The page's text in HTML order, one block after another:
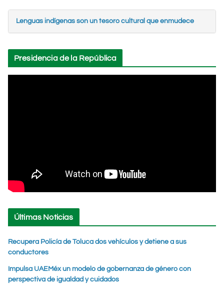
Lenguas indígenas son un tesoro cultural que enmudece
Presidencia de la República
Últimas Noticias
Recupera Policía de Toluca dos vehículos y detiene a sus
conductores
Impulsa UAEMéx un modelo de gobernanza de género con
perspectiva de igualdad y cuidados